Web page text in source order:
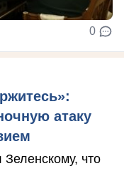
0
атаку
что